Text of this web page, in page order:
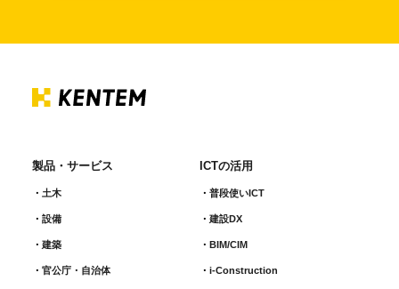
サイト内検索
製品・サービス
土木
設備
建築
官公庁・自治体
ICTの活用
普段使いICT
建設DX
BIM/CIM
i-Construction